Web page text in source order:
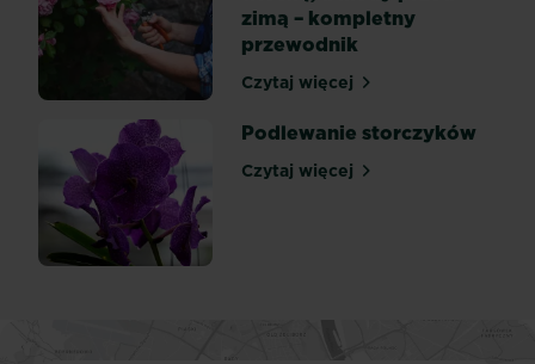
zimą – kompletny
przewodnik
Czytaj więcejKiedy przycinać róże na
Podlewanie storczyków
Czytaj więcejPodlewanie storczyków